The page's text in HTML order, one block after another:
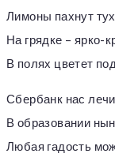
Лимоны пахнут
На грядке – ярко-
В полях цветет
Сбербанк нас
В образовании
Любая гадость